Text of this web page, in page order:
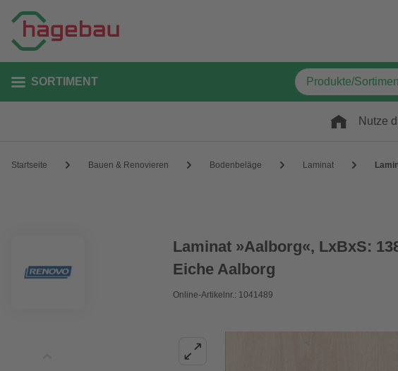
SORTIMENT
Nutze
Startseite Bauen & Renovieren Bodenbeläge Laminat
Laminat »Aalborg«, LxBxS:
Eiche Aalborg
Online-Artikelnr.: 1041489